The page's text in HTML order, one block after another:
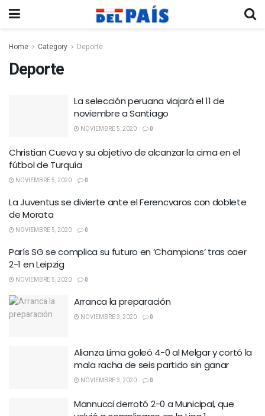
Home Category Deporte
Deporte
La selección peruana viajará el 11 de
noviembre a Santiago
NOVIEMBRE 5, 2020 0
Christian Cueva y su objetivo de alcanzar la cima en el
fútbol de Turquía
NOVIEMBRE 5, 2020 0
La Juventus se divierte ante el Ferencvaros con doblete
de Morata
NOVIEMBRE 5, 2020 0
París SG se complica su futuro en ‘Champions’ tras caer
2-1 en Leipzig
NOVIEMBRE 5, 2020 0
Arranca la preparación
NOVIEMBRE 3, 2020 0
Alianza Lima goleó 4-0 al Melgar y cortó la
mala racha de seis partido sin ganar
NOVIEMBRE 3, 2020 0
Mannucci derrotó 2-0 a Municipal, que